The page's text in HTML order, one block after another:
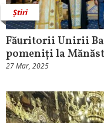
Știri
Făuritorii Unirii
pomeniți la
27 Mar, 2025